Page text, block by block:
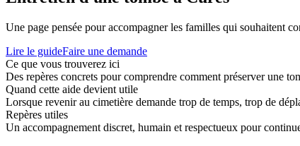
Une page pensée pour accompagner les familles qui souhaitent
Lire le guideFaire une demande
Ce que vous trouverez ici
Des repères concrets pour comprendre comment préserver une
Quand cette aide devient utile
Lorsque revenir au cimetière demande trop de temps, trop de
Repères utiles
Un accompagnement discret, humain et respectueux pour